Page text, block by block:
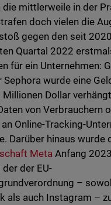
die mittlerweile in der
doch vielen die
gegen den seit
Quartal 2022
für ein Unternehmen:
Sephora wurde eine
Millionen Dollar
von Verbrauchern
Online-Tracking-
Darüber hinaus wurde
MetaAnfang
der EU-
–
als auch Instagram –